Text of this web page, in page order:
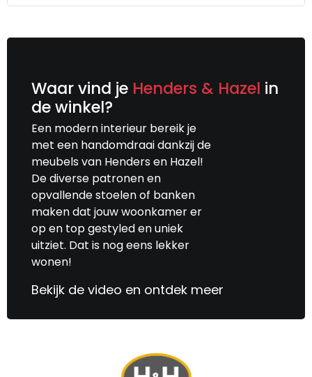
Waar vind je Henders & Hazel in
de winkel?
Een modern interieur bereik je
met een handomdraai dankzij de
meubels van Henders en Hazel!
De diverse patronen en
opvallende stoelen of banken
maken dat jouw woonkamer er
op en top gestyled en uniek
uitziet. Dat is nog eens lekker
wonen!
Bekijk de video en ontdek meer